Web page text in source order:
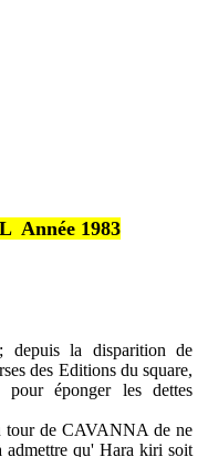
Année 1983
depuis la disparition de
des Editions du square,
éponger les dettes
de CAVANNA de ne
qu' Hara kiri soit